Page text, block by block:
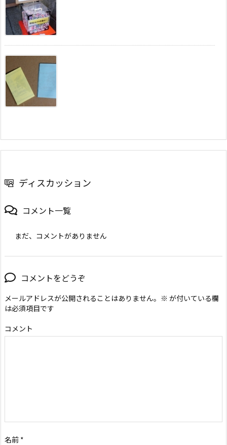
ディスカッション
コメント一覧
まだ、コメントがありません
コメントをどうぞ
メールアドレスが公開されることはありません。 ※ が付いている欄
は必須項目です
コメント
名前 *